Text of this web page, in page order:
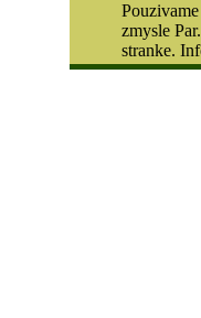
zmysle
stranke.